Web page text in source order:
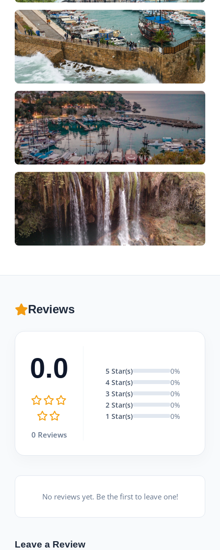
Reviews
0.0
0 Reviews
5 Star(s)
0%
4 Star(s)
0%
3 Star(s)
0%
2 Star(s)
0%
1 Star(s)
0%
No reviews yet. Be the first to leave one!
Leave a Review